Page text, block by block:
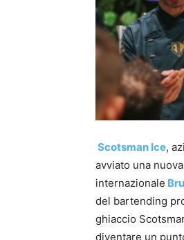
Scotsman Ice,
avviato una
internazionale
del bartending
ghiaccio
diventare un